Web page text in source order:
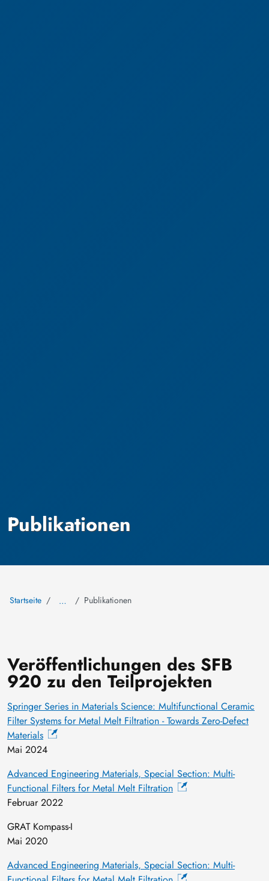
Publikationen
Startseite … Publikationen
Veröffentlichungen des SFB
920 zu den Teilprojekten
Springer Series in Materials Science: Multifunctional Ceramic
Filter Systems for Metal Melt Filtration - Towards Zero-Defect
Materials
Mai 2024
Advanced Engineering Materials, Special Section: Multi-
Functional Filters for Metal Melt Filtration
Februar 2022
GRAT Kompass-I
Mai 2020
Advanced Engineering Materials, Special Section: Multi-